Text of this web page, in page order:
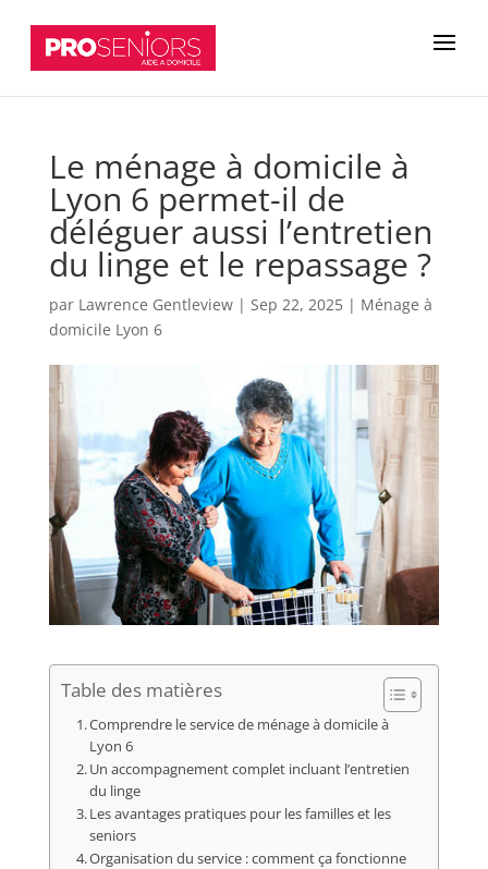
Le ménage à domicile à
Lyon 6 permet-il de
déléguer aussi l’entretien
du linge et le repassage ?
par Lawrence Gentleview| Sep 22, 2025| Ménage à
domicile Lyon 6
Table des matières
Comprendre le service de ménage à domicile à
Lyon 6
Un accompagnement complet incluant l’entretien
du linge
Les avantages pratiques pour les familles et les
seniors
Organisation du service : comment ça fonctionne